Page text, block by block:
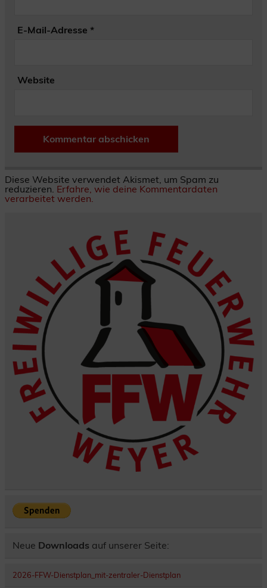
E-Mail-Adresse *
Website
Diese Website verwendet Akismet, um Spam zu
reduzieren. Erfahre, wie deine Kommentardaten
verarbeitet werden.
Neue Downloads auf unserer Seite:
2026-FFW-Dienstplan_mit-zentraler-Dienstplan